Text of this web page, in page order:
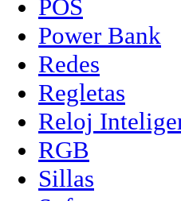
POS
Power Bank
Redes
Regletas
Reloj
RGB
Sillas